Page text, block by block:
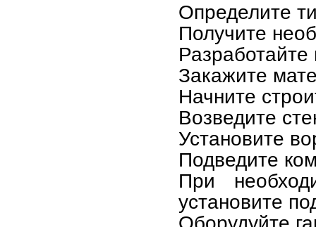
Определите
Получите
Разработайте
Закажите
Начните
Возведите
Установите
Подведите
При
установите